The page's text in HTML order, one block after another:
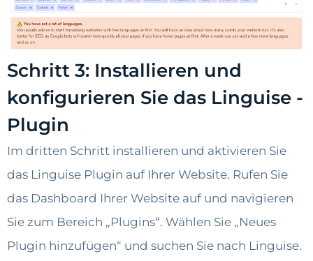
Schritt 3: Installieren und
konfigurieren Sie das Linguise -
Plugin
Im dritten Schritt installieren und aktivieren Sie
das Linguise Plugin auf Ihrer Website. Rufen Sie
das Dashboard Ihrer Website auf und navigieren
Sie zum Bereich „Plugins“. Wählen Sie „Neues
Plugin hinzufügen“ und suchen Sie nach Linguise.